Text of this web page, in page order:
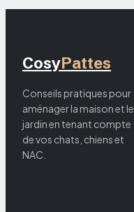
CosyPattes
Conseils pratiques pour
aménager la maison et le
jardin en tenant compte
de vos chats, chiens et
NAC.